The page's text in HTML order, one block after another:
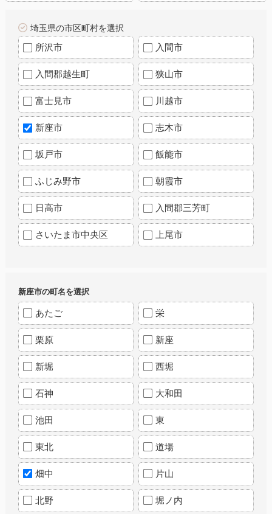
埼玉県の市区町村を選択
所沢市 入間市
入間郡越生町 狭山市
富士見市 川越市
新座市 志木市
坂戸市 飯能市
ふじみ野市 朝霞市
日高市 入間郡三芳町
さいたま市中央区 上尾市
新座市の町名を選択
あたご 栄
栗原 新座
新堀 西堀
石神 大和田
池田 東
東北 道場
畑中 片山
北野 堀ノ内